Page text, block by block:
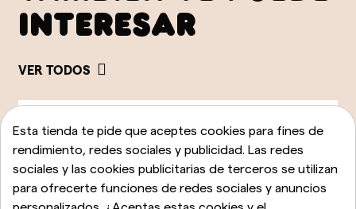
INTERESAR
VER TODOS
Esta tienda te pide que aceptes cookies para fines de
rendimiento, redes sociales y publicidad. Las redes
sociales y las cookies publicitarias de terceros se utilizan
para ofrecerte funciones de redes sociales y anuncios